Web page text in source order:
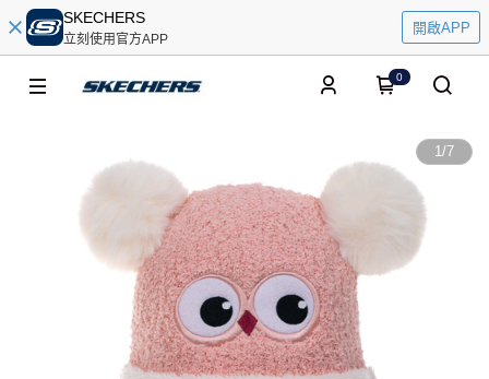
SKECHERS
立刻使用官方APP
開啟APP
0
1/7